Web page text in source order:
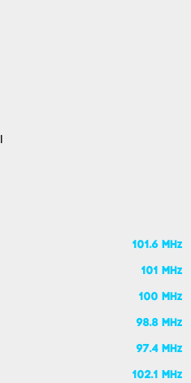
101.6 MHz
101 MHz
100 MHz
98.8 MHz
97.4 MHz
102.1 MHz